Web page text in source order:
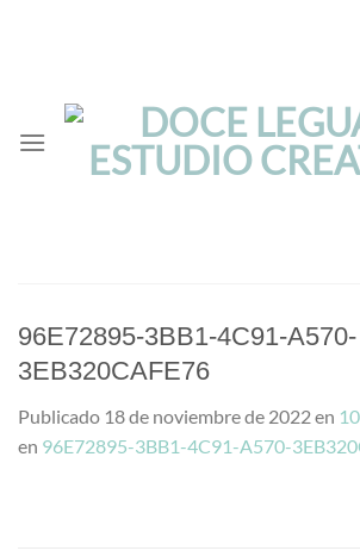
96E72895-3BB1-4C91-A570-
3EB320CAFE76
Publicado 18 de noviembre de 2022en
en 96E72895-3BB1-4C91-A570-